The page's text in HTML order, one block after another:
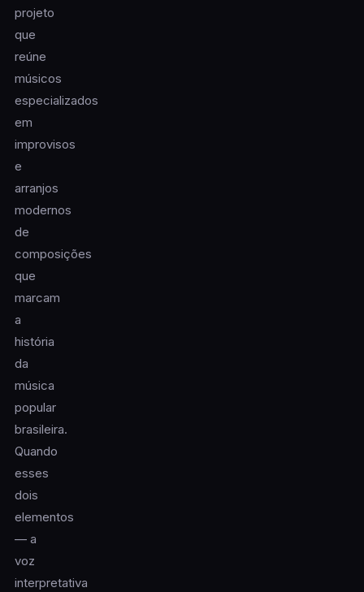
projeto
que
reúne
músicos
especializados
em
improvisos
e
arranjos
modernos
de
composições
que
marcam
a
história
da
música
popular
brasileira.
Quando
esses
dois
elementos
— a
voz
interpretativa